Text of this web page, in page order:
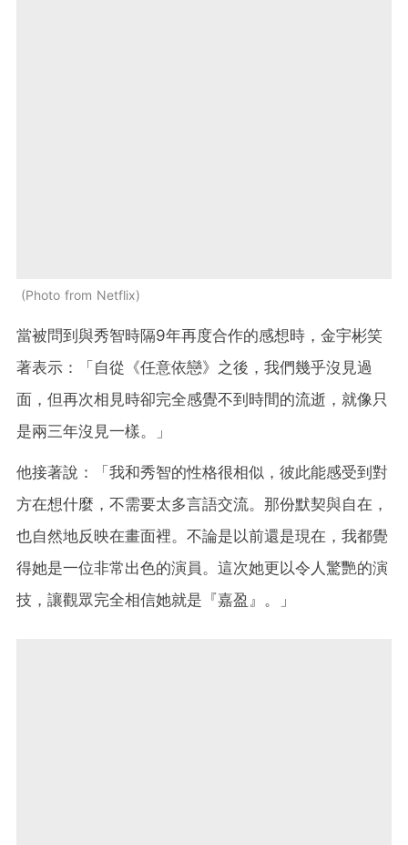
Photo from Netflix
當被問到與秀智時隔9年再度合作的感想時，金宇彬笑
著表示：「自從《任意依戀》之後，我們幾乎沒見過
面，但再次相見時卻完全感覺不到時間的流逝，就像只
是兩三年沒見一樣。」
他接著說：「我和秀智的性格很相似，彼此能感受到對
方在想什麼，不需要太多言語交流。那份默契與自在，
也自然地反映在畫面裡。不論是以前還是現在，我都覺
得她是一位非常出色的演員。這次她更以令人驚艷的演
技，讓觀眾完全相信她就是『嘉盈』。」